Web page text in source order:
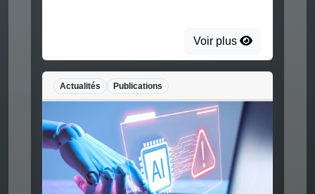
Voir plus
Actualités Publications